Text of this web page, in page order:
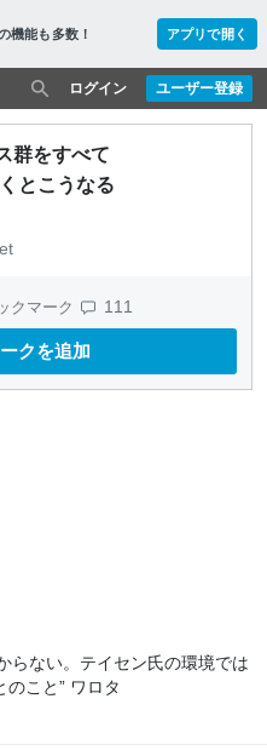
機能も多数！ アプリで開く
ユーザー登録
ログイン
群をすべて
とこうなる
クマーク 111
クを追加
らない。テイセン氏の環境では
こと” ワロタ